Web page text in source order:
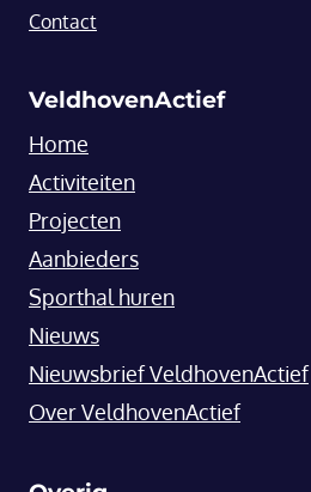
Contact
VeldhovenActief
Home
Activiteiten
Projecten
Aanbieders
Sporthal huren
Nieuws
Nieuwsbrief VeldhovenActief
Over VeldhovenActief